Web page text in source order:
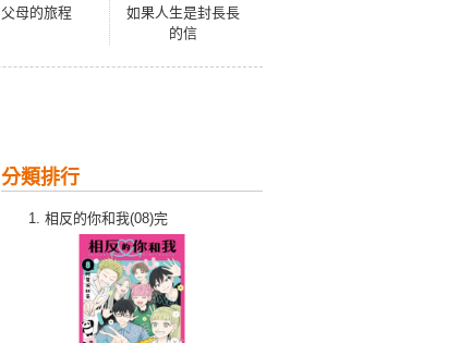
父母的旅程
如果人生是封長長
的信
分類排行
相反的你和我(08)完